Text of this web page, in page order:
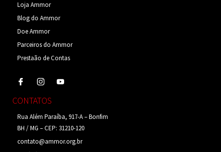
Loja Ammor
Blog do Ammor
Doe Ammor
Parceiros do Ammor
Prestaão de Contas
CONTATOS
Rua Além Paraíba, 917-A – Bonfim
BH / MG – CEP: 31210-120
contato@ammor.org.br